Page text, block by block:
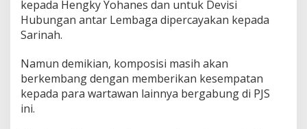
kepada Hengky Yohanes dan untuk Devisi
Hubungan antar Lembaga dipercayakan kepada
Sarinah.
Namun demikian, komposisi masih akan
berkembang dengan memberikan kesempatan
kepada para wartawan lainnya bergabung di PJS
ini.